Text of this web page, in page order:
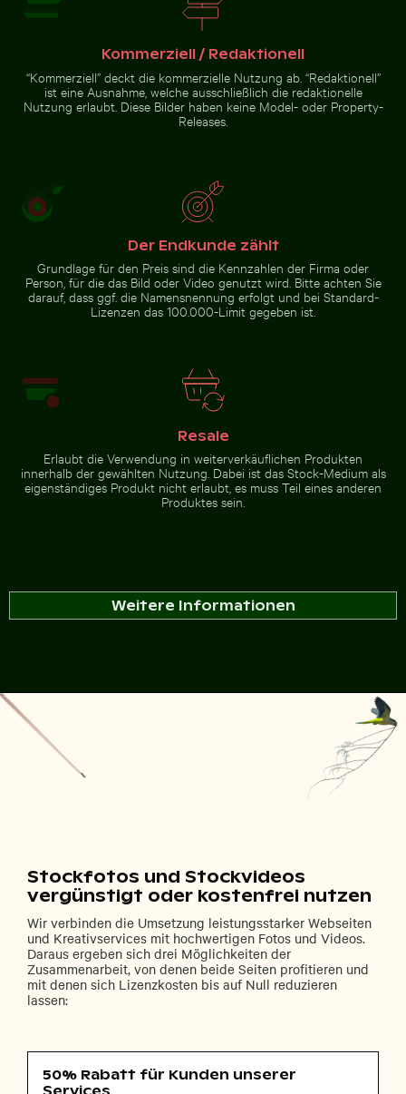
Zur Stock-Kollektion
Kommerziell / Redaktionell
“Kommerziell” deckt die kommerzielle Nutzung ab. “Redaktionell”
ist eine Ausnahme, welche ausschließlich die redaktionelle
Nutzung erlaubt. Diese Bilder haben keine Model- oder Property-
Releases.
Der Endkunde zählt
Grundlage für den Preis sind die Kennzahlen der Firma oder
Person, für die das Bild oder Video genutzt wird. Bitte achten Sie
darauf, dass ggf. die Namensnennung erfolgt und bei Standard-
Lizenzen das 100.000-Limit gegeben ist.
Resale
Erlaubt die Verwendung in weiterverkäuflichen Produkten
innerhalb der gewählten Nutzung. Dabei ist das Stock-Medium als
eigenständiges Produkt nicht erlaubt, es muss Teil eines anderen
Produktes sein.
Weitere Informationen
Stockfotos und Stockvideos
vergünstigt oder kostenfrei nutzen
Wir verbinden die Umsetzung leistungsstarker Webseiten
und Kreativservices mit hochwertigen Fotos und Videos.
Daraus ergeben sich drei Möglichkeiten der
Zusammenarbeit, von denen beide Seiten profitieren und
mit denen sich Lizenzkosten bis auf Null reduzieren
lassen:
50% Rabatt für Kunden unserer